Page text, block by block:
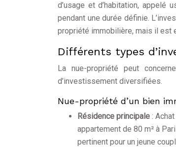
d’usage et d’habitation,
pendant une durée définie.
propriété immobilière, mais il est
Différents types
La nue-propriété peut
d’investissement diversifiées.
Nue-propriété d’un bien
Résidence principale :
appartement de 80 m² à
pertinent pour un jeune